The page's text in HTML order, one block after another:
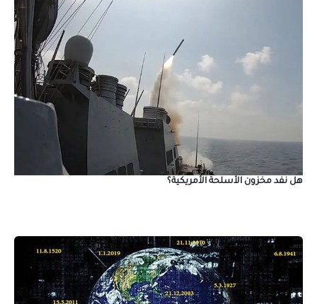
هل نفد مخزون الأسلحة الأمريكية؟